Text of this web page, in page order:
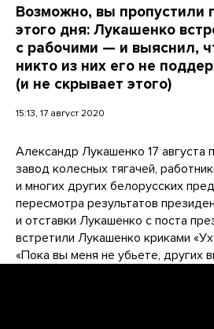
Возможно, вы пропустили
этого дня: Лукашенко
с рабочими — и выяснил,
никто из них его не
(и не скрывает этого)
15:13, 17 август 2020
Александр Лукашенко 17 августа
завод колесных тягачей,
и многих других белорусских
пересмотра результатов
и отставки Лукашенко с поста
встретили Лукашенко криками
«Пока вы меня не убьете, других